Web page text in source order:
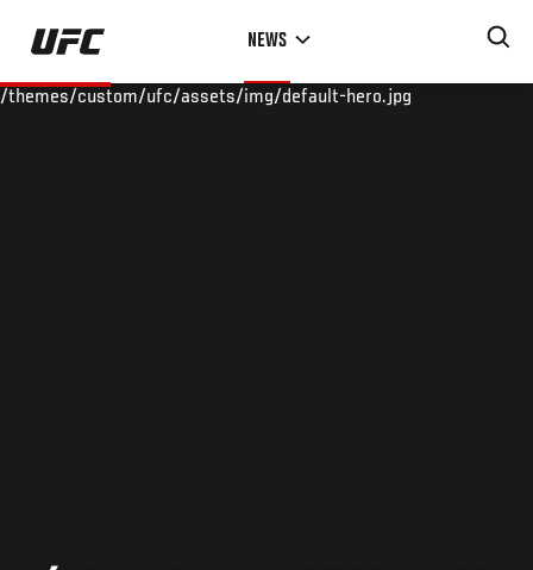
Skip
main
NEWS
/themes/custom/ufc/assets/img/default-hero.jpg